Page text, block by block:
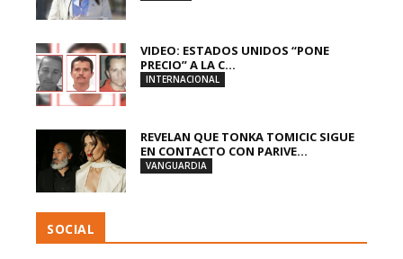
VIDEO: ESTADOS UNIDOS “PONE
PRECIO” A LA C...
INTERNACIONAL
REVELAN QUE TONKA TOMICIC SIGUE
EN CONTACTO CON PARIVE...
VANGUARDIA
SOCIAL